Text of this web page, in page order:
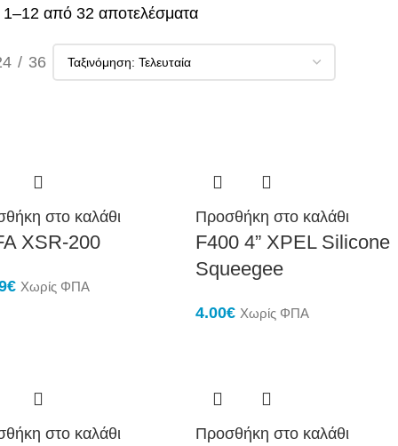
1–12 από 32 αποτελέσματα
36
στο καλάθι
XSR-200
€ Χωρίς ΦΠΑ
Προσθήκη στο καλάθι
F400 4” XPEL Silicone
Squeegee
4.00€ Χωρίς ΦΠΑ
στο καλάθι Προσθήκη στο καλάθι